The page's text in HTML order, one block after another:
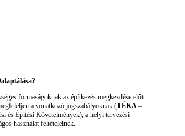
formaságoknak az építkezés megkezdése előtt.
a vonatkozó jogszabályoknak (TÉKA –
és Építési Követelmények), a helyi tervezési
használat feltételeinek.